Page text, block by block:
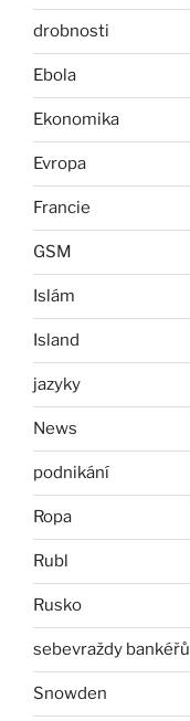
drobnosti
Ebola
Ekonomika
Evropa
Francie
GSM
Islám
Island
jazyky
News
podnikání
Ropa
Rubl
Rusko
sebevraždy bankéřů
Snowden